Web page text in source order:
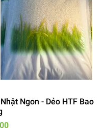
Ngon - Dẻo HTF Bao